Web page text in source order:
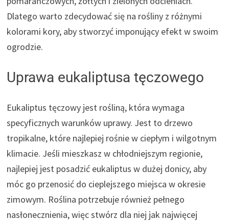
Dlatego warto zdecydować się na rośliny z różnymi
kolorami kory, aby stworzyć imponujący efekt w swoim
ogrodzie.
Uprawa eukaliptusa tęczowego
Eukaliptus tęczowy jest rośliną, która wymaga
specyficznych warunków uprawy. Jest to drzewo
tropikalne, które najlepiej rośnie w ciepłym i wilgotnym
klimacie. Jeśli mieszkasz w chłodniejszym regionie,
najlepiej jest posadzić eukaliptus w dużej donicy, aby
móc go przenosić do cieplejszego miejsca w okresie
zimowym. Roślina potrzebuje również pełnego
nasłonecznienia, więc stwórz dla niej jak najwięcej